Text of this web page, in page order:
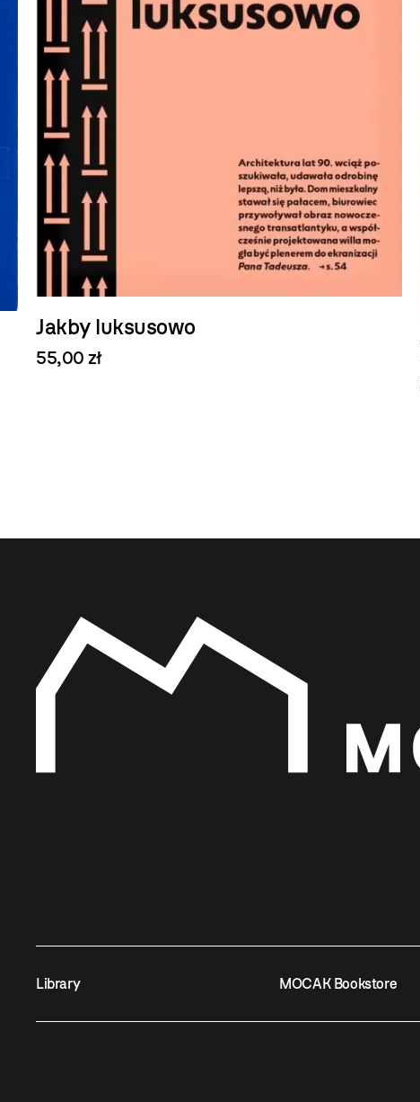
Jakby luksusowo
55,00 zł
Library MOCAK Bookstore